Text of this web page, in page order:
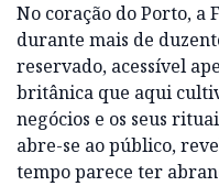
No coração do Porto, a
durante mais de
reservado, acessível
britânica que aqui
negócios e os seus
abre-se ao público,
tempo parece ter